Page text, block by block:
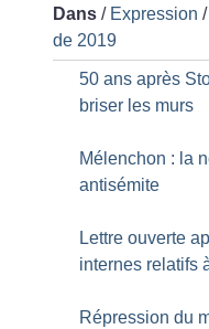
Dans / Expression
de 2019
50 ans après
briser les murs
Mélenchon : la
antisémite
Lettre ouverte
internes relatifs
Répression du